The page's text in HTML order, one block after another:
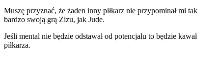
Muszę przyznać, że żaden inny piłkarz nie przypominał mi tak
bardzo swoją grą Zizu, jak Jude.
Jeśli mental nie będzie odstawał od potencjału to będzie kawał
piłkarza.